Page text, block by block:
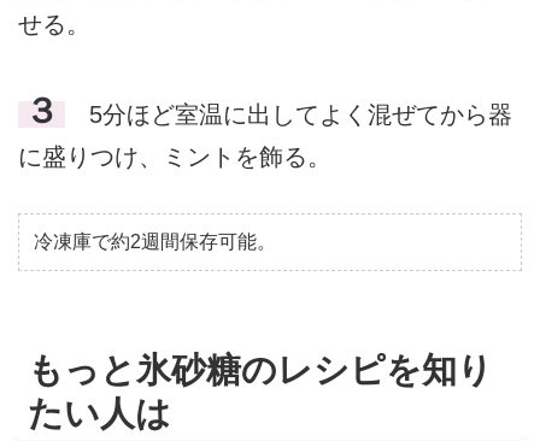
せる。
３
5分ほど室温に出してよく混ぜてから器
に盛りつけ、ミントを飾る。
冷凍庫で約2週間保存可能。
もっと氷砂糖のレシピを知り
たい人は